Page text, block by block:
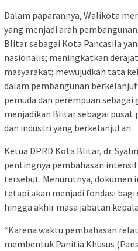
Dalam paparannya, Walikota
yang menjadi arah
Blitar sebagai Kota Pancasila
nasionalis; meningkatkan
masyarakat; mewujudkan tata
dalam pembangunan
pemuda dan perempuan sebagai
menjadikan Blitar sebagai pusat
dan industri yang berkelanjutan.
Ketua DPRD Kota Blitar, dr.
pentingnya pembahasan
tersebut. Menurutnya, dokumen
tetapi akan menjadi fondasi
hingga akhir masa jabatan
“Karena waktu pembahasan
membentuk Panitia Khusus